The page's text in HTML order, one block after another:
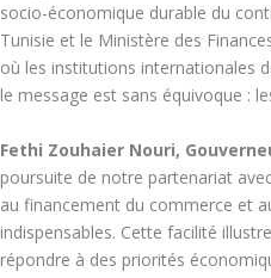
socio-économique durable du
Tunisie et le Ministère des
où les institutions internationales
le message est sans équivoque :
Fethi Zouhaier Nouri,
poursuite de notre partenariat
au financement du commerce et
indispensables. Cette facilité
répondre à des priorités